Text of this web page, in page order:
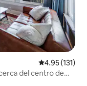
Calificación
4.95 (131)
del centro de